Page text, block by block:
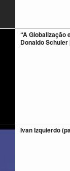
“A Globalização
Donaldo
Ivan Izquierdo